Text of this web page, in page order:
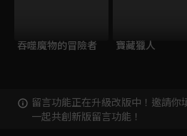
吞噬魔物的冒險者 寶藏獵人
留言功能正在升級改版中！邀請你
一起共創新版留言功能！